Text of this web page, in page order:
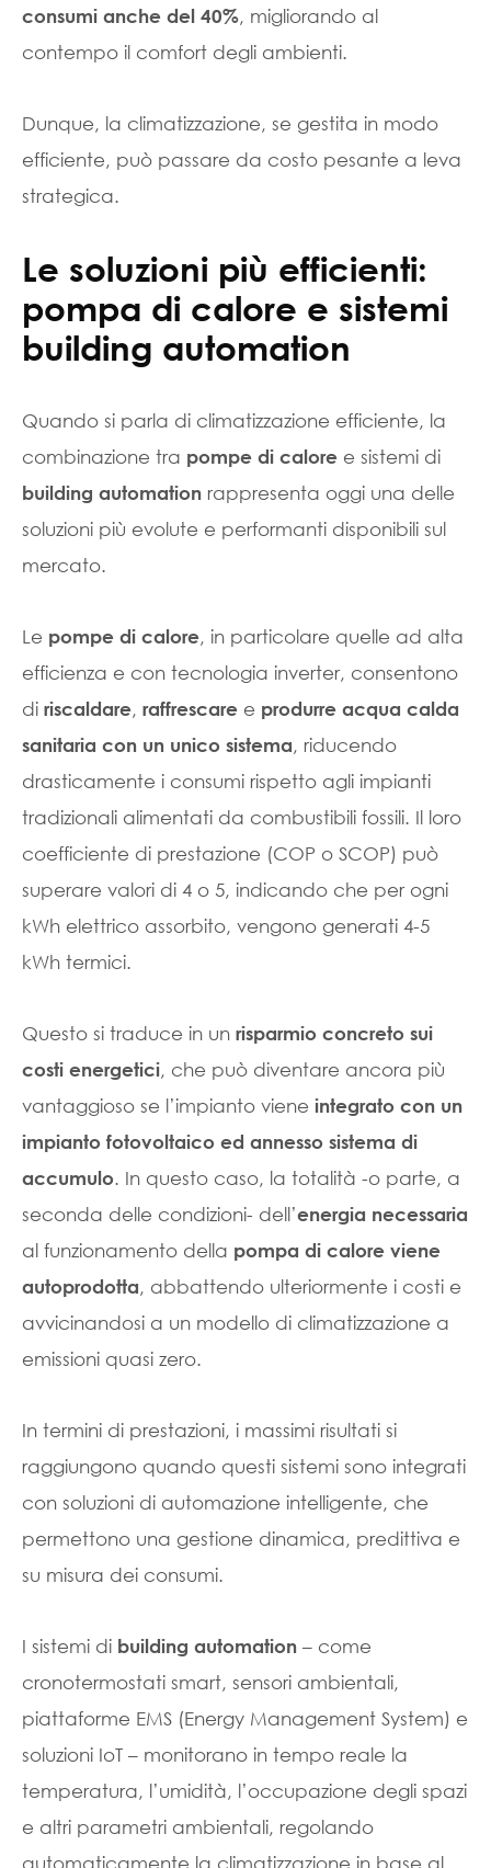
consumi anche del 40%, migliorando al
contempo il comfort degli ambienti.
Dunque, la climatizzazione, se gestita in modo
efficiente, può passare da costo pesante a leva
strategica.
Le soluzioni più efficienti:
pompa di calore e sistemi
building automation
Quando si parla di climatizzazione efficiente, la
combinazione tra pompe di calore e sistemi di
building automation rappresenta oggi una delle
soluzioni più evolute e performanti disponibili sul
mercato.
Le pompe di calore, in particolare quelle ad alta
efficienza e con tecnologia inverter, consentono
di riscaldare, raffrescare e produrre acqua calda
sanitaria con un unico sistema, riducendo
drasticamente i consumi rispetto agli impianti
tradizionali alimentati da combustibili fossili. Il loro
coefficiente di prestazione (COP o SCOP) può
superare valori di 4 o 5, indicando che per ogni
kWh elettrico assorbito, vengono generati 4-5
kWh termici.
Questo si traduce in un risparmio concreto sui
costi energetici, che può diventare ancora più
vantaggioso se l’impianto viene integrato con un
impianto fotovoltaico ed annesso sistema di
accumulo. In questo caso, la totalità -o parte, a
seconda delle condizioni- dell’energia necessaria
al funzionamento della pompa di calore viene
autoprodotta, abbattendo ulteriormente i costi e
avvicinandosi a un modello di climatizzazione a
emissioni quasi zero.
In termini di prestazioni, i massimi risultati si
raggiungono quando questi sistemi sono integrati
con soluzioni di automazione intelligente, che
permettono una gestione dinamica, predittiva e
su misura dei consumi.
I sistemi di building automation – come
cronotermostati smart, sensori ambientali,
piattaforme EMS (Energy Management System) e
soluzioni IoT – monitorano in tempo reale la
temperatura, l’umidità, l’occupazione degli spazi
e altri parametri ambientali, regolando
automaticamente la climatizzazione in base al